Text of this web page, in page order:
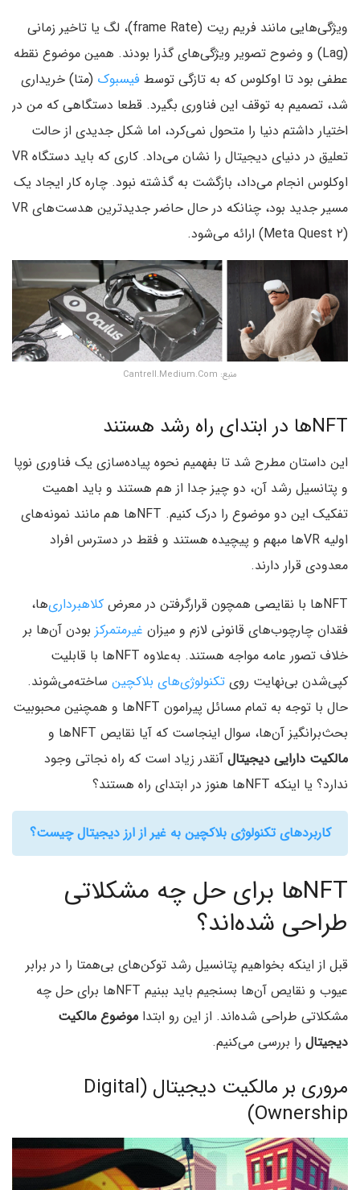
ویژگی‌هایی مانند فریم ریت (frame Rate)، لگ یا تاخیر زمانی
(Lag) و وضوح تصویر ویژگی‌های گذرا بودند. همین موضوع نقطه
عطفی بود تا اوکلوس که به تازگی توسط فیسبوک (متا) خریداری
شد، تصمیم به توقف این فناوری بگیرد. قطعا دستگاهی که من در
اختیار داشتم دنیا را متحول نمی‌کرد، اما شکل جدیدی از حالت
تعلیق در دنیای دیجیتال را نشان می‌داد. کاری که باید دستگاه VR
اوکلوس انجام می‌داد، بازگشت به گذشته نبود. چاره کار ایجاد یک
مسیر جدید بود، چنانکه در حال حاضر جدیدترین هدست‌های VR
(Meta Quest ۲) ارائه می‌شود.
منبع: Cantrell.Medium.Com
NFTها در ابتدای راه رشد هستند
این داستان مطرح شد تا بفهمیم نحوه پیاده‌سازی یک فناوری نوپا
و پتانسیل رشد آن، دو چیز جدا از هم هستند و باید اهمیت
تفکیک این دو موضوع را درک کنیم. NFTها هم مانند نمونه‌های
اولیه VRها مبهم و پیچیده هستند و فقط در دسترس افراد
معدودی قرار دارند.
NFTها با نقایصی همچون قرارگرفتن در معرض
کلاهبرداری‌ها،
فقدان چارچوب‌های قانونی لازم و میزان غیرمتمرکز بودن آن‌ها بر
خلاف تصور عامه مواجه هستند. به‌علاوه NFTها با قابلیت
کپی‌شدن بی‌نهایت روی تکنولوژی‌های بلاکچین ساخته‌می‌شوند.
حال با توجه به تمام مسائل پیرامون NFTها و همچنین محبوبیت
بحث‌برانگیز آن‌ها، سوال اینجاست که آیا نقایص NFTها و
مالکیت دارایی دیجیتال آنقدر زیاد است که راه نجاتی وجود
ندارد؟ یا اینکه NFTها هنوز در ابتدای راه هستند؟
کاربردهای تکنولوژی بلاکچین به‌ غیر از ارز دیجیتال چیست؟
NFTها برای حل چه مشکلاتی
طراحی شده‌اند؟
قبل از اینکه بخواهیم پتانسیل رشد توکن‌های بی‌همتا را در برابر
عیوب و نقایص آن‌ها بسنجیم باید ببنیم NFTها برای حل چه
مشکلاتی طراحی شده‌اند. از این رو ابتدا موضوع مالکیت
دیجیتال را بررسی می‌کنیم.
مروری بر مالکیت دیجیتال (Digital
Ownership)